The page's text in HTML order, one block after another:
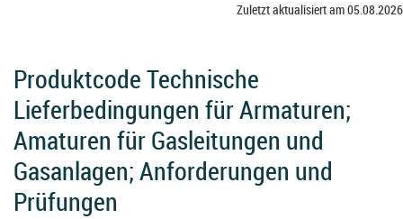
Zuletzt aktualisiert am 05.08.2026
Produktcode Technische
Lieferbedingungen für Armaturen;
Amaturen für Gasleitungen und
Gasanlagen; Anforderungen und
Prüfungen